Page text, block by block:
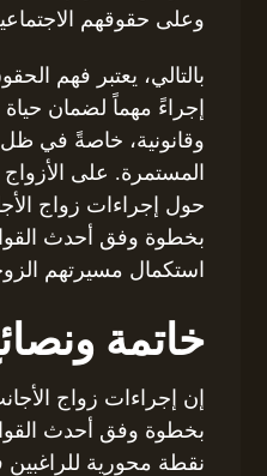
وعلى حقوقهم
بالتالي، يعتبر فهم
إجراءً مهماً لضمان
وقانونية، خاصةً في ظل
المستمرة. على
حول إجراءات زواج
استكمال مسيرتهم
خاتمة
إن إجراءات زواج
نقطة محورية